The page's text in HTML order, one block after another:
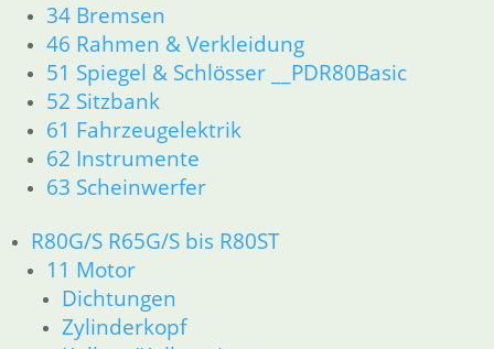
34 Bremsen
46 Rahmen & Verkleidung
51 Spiegel & Schlösser __PDR80Basic
52 Sitzbank
61 Fahrzeugelektrik
62 Instrumente
63 Scheinwerfer
R80G/S R65G/S bis R80ST
11 Motor
Dichtungen
Zylinderkopf
23 Getriebe
26 Kardanwelle
31 Telegabel
32 Lenkung
33 Antrieb
34 Bremsen
36 Räder
46 Rahmen & Verkleidung R60/6 – R90/S
52 Sitzbank
61 Fahrzeugelektrik
62 Instrumente
R 60/7 – R 100 RT Bj. 1976 – 1979
11 Motor